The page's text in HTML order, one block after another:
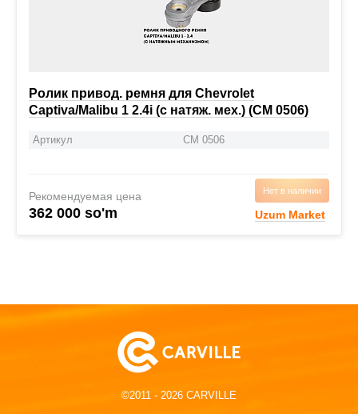
Ролик привод. ремня для Chevrolet
Captiva/Malibu 1 2.4i (с натяж. мех.) (CM 0506)
Артикул CM 0506
Рекомендуемая цена
362 000 so'm
Нет в наличии
Uzum Market
©2011 - 2026 CARVILLE